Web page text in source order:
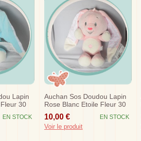
Lapin
30
EN STOCK
Auchan Sos Doudou Lapin
Rose Blanc Etoile Fleur 30
Cm
10,00 € EN STOCK
Voir le produit